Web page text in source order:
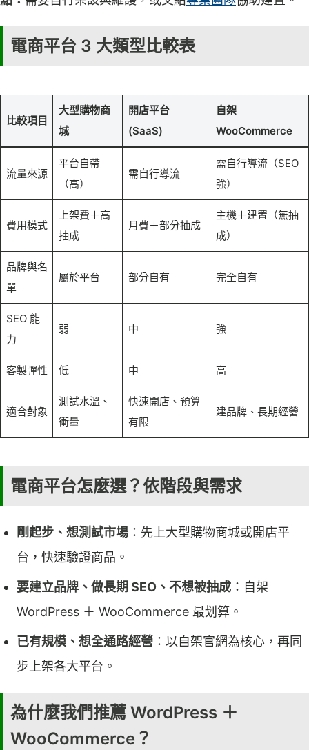
電商平台 3 大類型比較表
比較項目
大型購物商
城
開店平台
(SaaS)
自架
WooCommerce
流量來源
平台自帶
（高）
需自行導流
需自行導流（SEO
強）
費用模式
上架費＋高
抽成
月費＋部分抽成
主機＋建置（無抽
成）
品牌與名
單
屬於平台 部分自有 完全自有
SEO 能
力
弱 中 強
客製彈性 低 中 高
適合對象
測試水溫、
衝量
快速開店、預算
有限
建品牌、長期經營
電商平台怎麼選？依階段與需求
剛起步、想測試市場 ：先上大型購物商城或開店平
台，快速驗證商品。
要建立品牌、做長期 SEO、不想被抽成 ：自架
WordPress ＋ WooCommerce 最划算。
已有規模、想全通路經營 ：以自架官網為核心，再同
步上架各大平台。
為什麼我們推薦 WordPress ＋
WooCommerce？